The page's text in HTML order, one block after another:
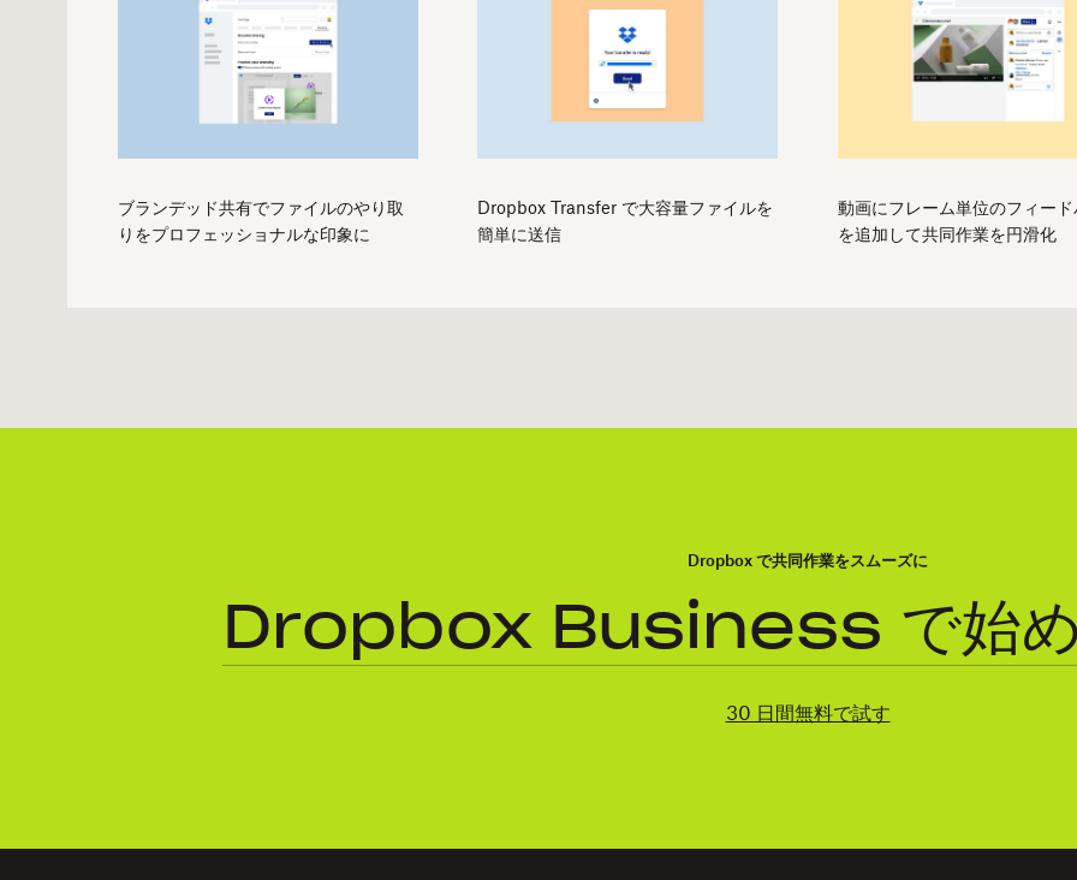
ブランデッド共有でファイルのやり取
りをプロフェッショナルな印象に
Dropbox Transfer で大容量ファイルを
簡単に送信
動画にフレーム単位のフィー
を追加して共同作業を円滑化
Dropbox で共同作業をスムーズに
Dropbox Business で始め
30 日間無料で試す